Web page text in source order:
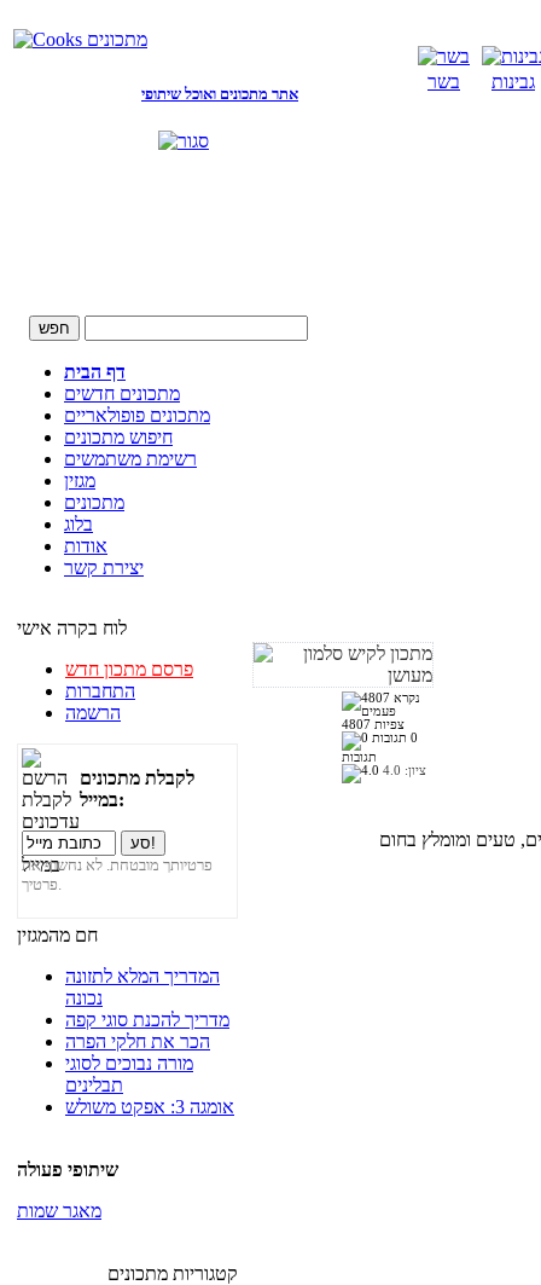
אתר מתכונים ואוכל שיתופי
בשר גבינות
דף הבית
מתכונים חדשים
מתכונים פופולאריים
חיפוש מתכונים
רשימת משתמשים
מגזין
מתכונים
בלוג
אודות
יצירת קשר
לוח בקרה אישי
פרסם מתכון חדש
התחברות
הרשמה
לקבלת מתכונים
במייל:
פרטיותך מובטחת. לא נחשוף את
פרטיך.
חם מהמגזין
המדריך המלא לתזונה
נכונה
מדריך להכנת סוגי קפה
הכר את חלקי הפרה
מורה נבוכים לסוגי
תבלינים
אומגה 3: אפקט משולש
שיתופי פעולה
מאגר שמות
קטגוריות מתכונים
4807 צפיות
0
תגובות
ציון: 4.0